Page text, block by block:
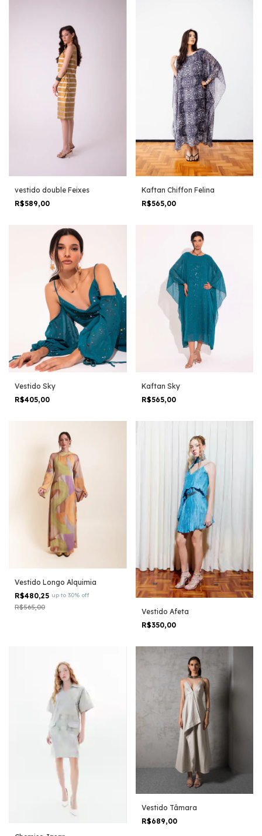
vestido double Feixes
R$589,00
Kaftan Chiffon Felina
R$565,00
Vestido Sky
R$405,00
Kaftan Sky
R$565,00
Vestido Longo Alquimia
R$480,25 up to 30% off
R$565,00
Vestido Afeta
R$350,00
Vestido Tâmara
R$689,00